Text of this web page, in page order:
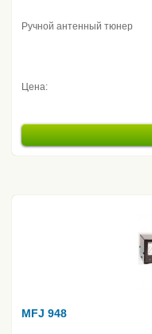
Ручной антенный тюнер
Цена:
MFJ 948